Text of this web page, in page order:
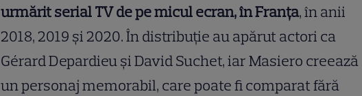
urmărit serial TV de pe micul ecran, în Franța, în anii
2018, 2019 și 2020. În distribuție au apărut actori ca
Gérard Depardieu și David Suchet, iar Masiero creează
un personaj memorabil, care poate fi comparat fără